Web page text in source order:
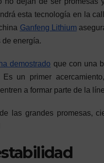
esta tecnología en la
Ganfeng Lithium
de energía.
demostrado que con una
un primer
a formar parte de la
las grandes promesas,